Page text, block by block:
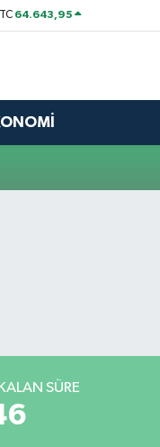
64.643,95
SÜRE